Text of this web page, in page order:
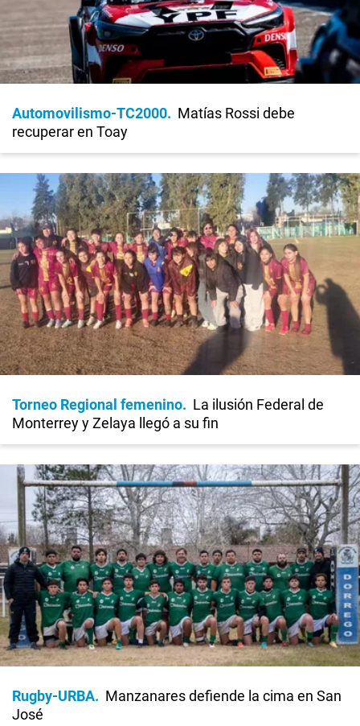
Automovilismo-TC2000
Matías Rossi debe
recuperar en Toay
Torneo Regional femenino
La ilusión Federal de
Monterrey y Zelaya llegó a su fin
Rugby-URBA
Manzanares defiende la cima en San
José